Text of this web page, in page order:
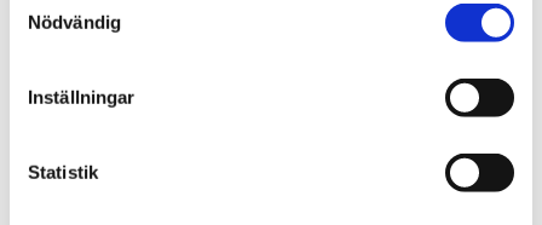
Nödvändig
Inställningar
Statistik
MX P - POM, smörjbar, rak
MX W - POM, smörjbar, tryckbricka
BRM-80 F - Rullad brons, hål, fläns